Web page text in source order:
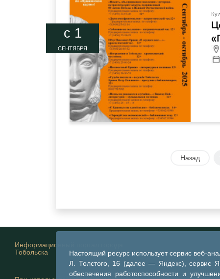
Настоящий ресурс использует сервис веб-
Л. Толстого, 16 (далее — Яндекс), сервис
обеспечения работоспособности и
c 1
СЕНТЯБРЯ
Назад
Информационный портал города
Тобольска